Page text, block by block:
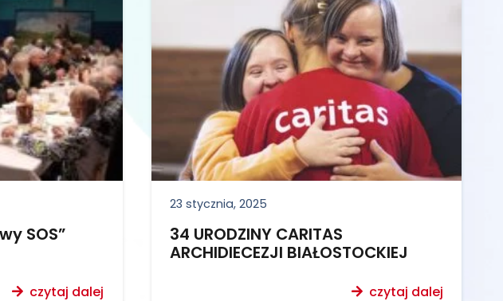
SOS”
czytaj dalej
23 stycznia, 2025
34 URODZINY CARITAS
ARCHIDIECEZJI BIAŁOSTOCKIEJ
czytaj dalej